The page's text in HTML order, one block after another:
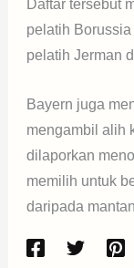
Daftar tersebut
pelatih
pelatih Jerman
Bayern juga
mengambil alih
dilaporkan
memilih untuk
daripada